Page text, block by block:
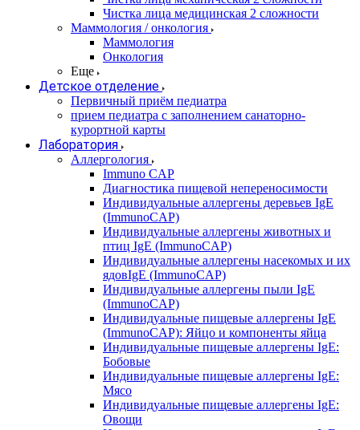
Чистка лица медицинская 2 сложности
Маммология / онкология
Маммология
Онкология
Еще
Детское отделение
Первичный приём педиатра
прием педиатра с заполнением санаторно-
курортной карты
Лаборатория
Аллергология
Immuno CAP
Диагностика пищевой непереносимости
Индивидуальные аллергены деревьев IgE
(ImmunoCAP)
Индивидуальные аллергены животных и
птиц IgE (ImmunoCAP)
Индивидуальные аллергены насекомых и их
ядовIgE (ImmunoCAP)
Индивидуальные аллергены пыли IgE
(ImmunoCAP)
Индивидуальные пищевые аллергены IgE
(ImmunoCAP): Яйцо и компоненты яйца
Индивидуальные пищевые аллергены IgE:
Бобовые
Индивидуальные пищевые аллергены IgE:
Мясо
Индивидуальные пищевые аллергены IgE:
Овощи